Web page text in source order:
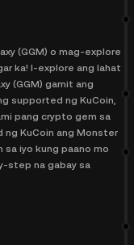
(GGM) o mag-explore
ka! I-explore ang lahat
(GGM) gamit ang
supported ng KuCoin,
pang crypto gem sa
KuCoin ang Monster
sa iyo kung paano mo
step na gabay sa